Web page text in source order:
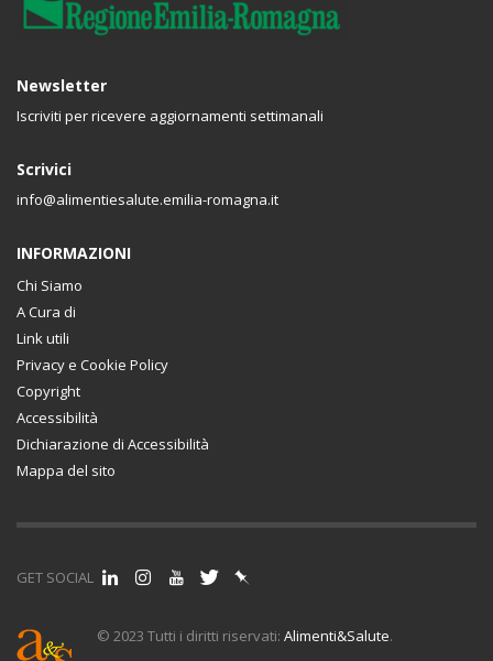
Newsletter
Iscriviti per ricevere aggiornamenti settimanali
Scrivici
info@alimentiesalute.emilia-romagna.it
INFORMAZIONI
Chi Siamo
A Cura di
Link utili
Privacy e Cookie Policy
Copyright
Accessibilità
Dichiarazione di Accessibilità
Mappa del sito
GET SOCIAL
© 2023 Tutti i diritti riservati: Alimenti&Salute.